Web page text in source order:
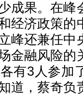
成果。在峰
经济政策的
峰还兼任中
金融风险的
有3人参加
道，蔡奇负